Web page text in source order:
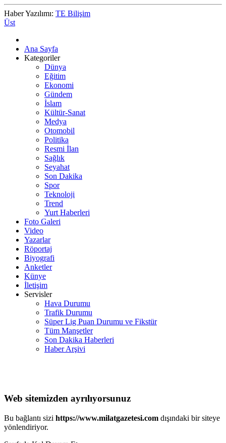
Haber Yazılımı: TE Bilişim
Üst
Ana Sayfa
Kategoriler
Dünya
Eğitim
Ekonomi
Gündem
İslam
Kültür-Sanat
Medya
Otomobil
Politika
Resmi İlan
Sağlık
Seyahat
Son Dakika
Spor
Teknoloji
Trend
Yurt Haberleri
Foto Galeri
Video
Yazarlar
Röportaj
Biyografi
Anketler
Künye
İletişim
Servisler
Hava Durumu
Trafik Durumu
Süper Lig Puan Durumu ve Fikstür
Tüm Manşetler
Son Dakika Haberleri
Haber Arşivi
Web sitemizden ayrılıyorsunuz
Bu bağlantı sizi https://www.milatgazetesi.com dışındaki bir siteye
yönlendiriyor.